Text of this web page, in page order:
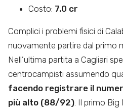
Costo: 7.0 cr
Complici i problemi fisici di
nuovamente partire dal primo
Nell’ultima partita a Cagliari
centrocampisti assumendo
facendo registrare il
più alto (88/92) . Il primo